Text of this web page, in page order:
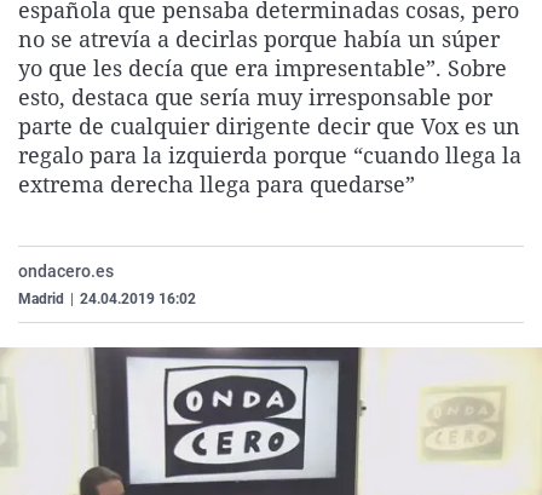
La rosa de los vientos
Gente viajera
Como el perro y el
Caso
Retornados
Equipo de
Operación Viuda
Extremadura
Galicia
La Rioja
Navarra
País Vasco
Virales
Televisión
Elecciones
española que pensaba determinadas cosas, pero
no se atrevía a decirlas porque había un súper
yo que les decía que era impresentable”. Sobre
esto, destaca que sería muy irresponsable por
parte de cualquier dirigente decir que Vox es un
regalo para la izquierda porque “cuando llega la
extrema derecha llega para quedarse”
ondacero.es
Madrid 24.04.2019 16:02